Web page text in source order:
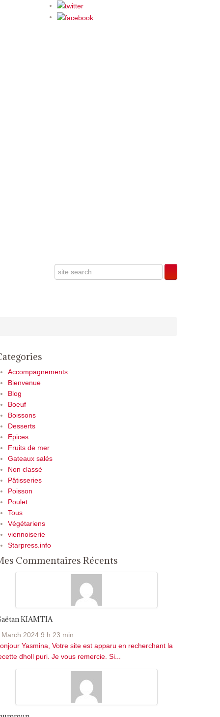
Accompagnements
Bienvenue
Blog
Boeuf
Boissons
Desserts
Epices
Fruits de mer
Gateaux salés
Non classé
Pâtisseries
Poisson
Poulet
Tous
Végétariens
viennoiserie
Starpress.info
Commentaires Récents
KIAMTIA
March 2024 9 h 23 min
Yasmina, Votre site est apparu en recherchant la
dholl puri. Je vous remercie. Si...